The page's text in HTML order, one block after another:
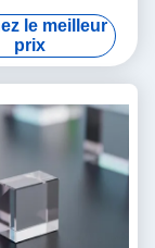
TGG, grenat de
de terbium pour
et rotateurs de
400
1100 nm
le meilleur
prix